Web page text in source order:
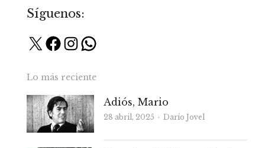
Síguenos:
X Facebook
Instagram
WhatsApp
Lo más reciente
Adiós, Mario
28 abril, 2025 Autor
Darío Jovel